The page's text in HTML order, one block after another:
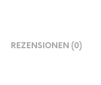
REZENSIONEN (0)